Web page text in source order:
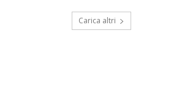
Carica altri